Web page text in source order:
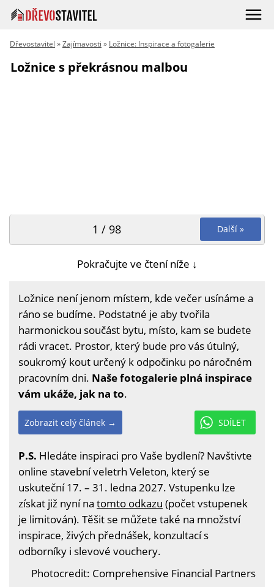
Dřevostavitel »Zajímavosti » Ložnice: Inspirace a fotogalerie
Ložnice s překrásnou malbou
Další »
1 / 98
Pokračujte ve čtení níže ↓
Ložnice není jenom místem, kde večer usínáme a
ráno se budíme. Podstatné je aby tvořila
harmonickou součást bytu, místo, kam se budete
rádi vracet. Prostor, který bude pro vás útulný,
soukromý kout určený k odpočinku po náročném
pracovním dni. Naše fotogalerie plná inspirace
vám ukáže, jak na to.
SDÍLET
Zobrazit celý článek →
P.S. Hledáte inspiraci pro Vaše bydlení? Navštivte
online stavební veletrh Veleton, který se
uskuteční 17. – 31. ledna 2027. Vstupenku lze
získat již nyní na tomto odkazu (počet vstupenek
je limitován). Těšit se můžete také na množství
inspirace, živých přednášek, konzultací s
odborníky i slevové vouchery.
Photocredit: Comprehensive Financial Partners